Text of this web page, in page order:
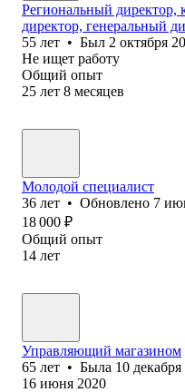
Региональный директор,
директор, генеральный
55 лет • Был 2 октября
Не ищет работу
Общий опыт
25 лет 8 месяцев
Молодой специалист
36 лет • Обновлено 7
18 000 ₽
Общий опыт
14 лет
Управляющий магазином
65 лет • Была 10
16 июня 2020